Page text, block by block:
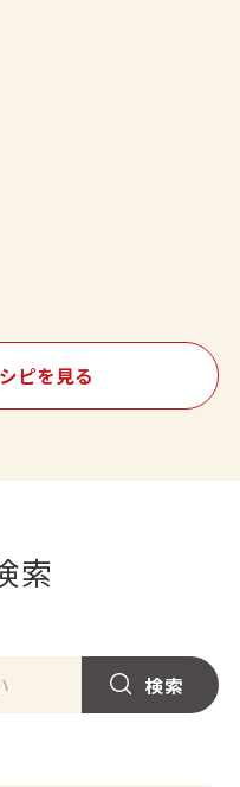
ピを見る
索